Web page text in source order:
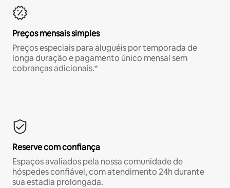
Preços mensais simples
Preços especiais para aluguéis por temporada de
longa duração e pagamento único mensal sem
cobranças adicionais.*
Reserve com confiança
Espaços avaliados pela nossa comunidade de
hóspedes confiável, com atendimento 24h durante
sua estadia prolongada.